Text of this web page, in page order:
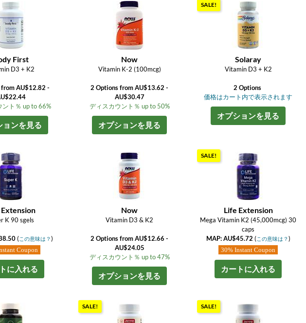
First
D3 + K2
AU$12.82 -
ント％ up to 66%
ョンを見る
Now
Vitamin K-2 (100mcg)
2 Options from AU$13.62 -
AU$30.47
ディスカウント％ up to 50%
オプションを見る
SALE!
Solaray
Vitamin D3 + K2
2 Options
価格はカート内で表示されます
オプションを見る
K 90 sgels
(この意味は？ )
Coupon
に入れる
Now
Vitamin D3 & K2
2 Options from AU$12.66 -
AU$24.05
ディスカウント％ up to 47%
オプションを見る
SALE!
Life Extension
Mega Vitamin K2 (45,000mcg) 30
caps
MAP: AU$45.72 (この意味は？ )
30% Instant Coupon
カートに入れる
SALE! SALE!